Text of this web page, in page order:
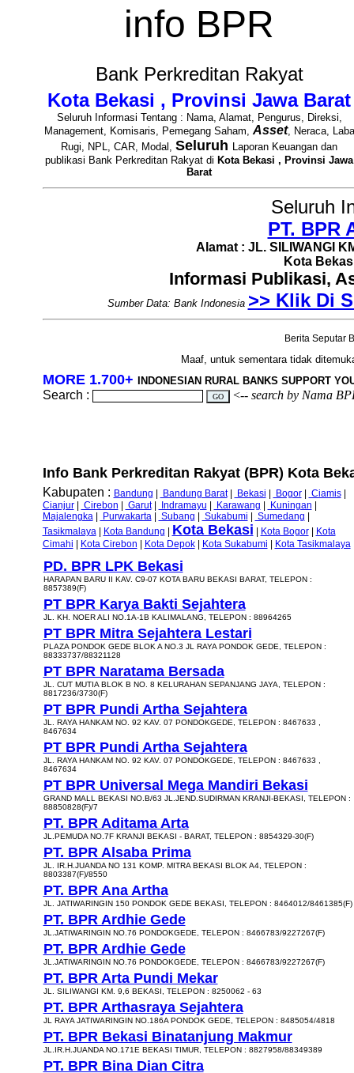
info BPR
Bank Perkreditan Rakyat
Kota Bekasi , Provinsi Jawa Barat
Seluruh Informasi Tentang : Nama, Alamat, Pengurus, Direksi,
Management, Komisaris, Pemegang Saham,Asset, Neraca, Laba
Rugi, NPL, CAR, Modal, Seluruh Laporan Keuangan dan
publikasi Bank Perkreditan Rakyat di Kota Bekasi , Provinsi Jawa
Barat
Seluruh
PT. BPR
Alamat : JL. SILIWANGI
Kota
Informasi Publikasi,
Sumber Data: Bank Indonesia >> Klik Di
Berita Seputar
Maaf, untuk sementara tidak
MORE 1.700+ INDONESIAN RURAL BANKS SUPPORT
Search : <-- search by Nama
Info Bank Perkreditan Rakyat (BPR) Kota
Kabupaten : Bandung Bandung Barat| Bekasi Bogor| Ciamis|
Cianjur| Cirebon Garut| Indramayu Karawang Kuningan
Majalengka| Purwakarta| Subang Sukabumi Sumedang
Tasikmalaya| Kota Bandung Kota Bekasi Kota Bogor|
Kota
Cimahi
Kota Cirebon Kota Depok| Kota Sukabumi Kota Tasikmalaya
PD. BPR LPK Bekasi
HARAPAN BARU II KAV. C9-07 KOTA BARU BEKASI BARAT, TELEPON :
8857389(F)
PT BPR Karya Bakti Sejahtera
JL. KH. NOER ALI NO.1A-1B KALIMALANG, TELEPON : 88964265
PT BPR Mitra Sejahtera Lestari
PLAZA PONDOK GEDE BLOK A NO.3 JL RAYA PONDOK GEDE, TELEPON :
88333737/88321128
PT BPR Naratama Bersada
JL. CUT MUTIA BLOK B NO. 8 KELURAHAN SEPANJANG JAYA, TELEPON :
8817236/3730(F)
PT BPR Pundi Artha Sejahtera
JL. RAYA HANKAM NO. 92 KAV. 07 PONDOKGEDE, TELEPON : 8467633 ,
8467634
PT BPR Pundi Artha Sejahtera
JL. RAYA HANKAM NO. 92 KAV. 07 PONDOKGEDE, TELEPON : 8467633 ,
8467634
PT BPR Universal Mega Mandiri Bekasi
GRAND MALL BEKASI NO.B/63 JL.JEND.SUDIRMAN KRANJI-BEKASI, TELEPON :
88850828(F)/7
PT. BPR Aditama Arta
JL.PEMUDA NO.7F KRANJI BEKASI - BARAT, TELEPON : 8854329-30(F)
PT. BPR Alsaba Prima
JL. IR.H.JUANDA NO 131 KOMP. MITRA BEKASI BLOK A4, TELEPON :
8803387(F)/8550
PT. BPR Ana Artha
JL. JATIWARINGIN 150 PONDOK GEDE BEKASI, TELEPON : 8464012/8461385(F)
PT. BPR Ardhie Gede
JL.JATIWARINGIN NO.76 PONDOKGEDE, TELEPON : 8466783/9227267(F)
PT. BPR Ardhie Gede
JL.JATIWARINGIN NO.76 PONDOKGEDE, TELEPON : 8466783/9227267(F)
PT. BPR Arta Pundi Mekar
JL. SILIWANGI KM. 9,6 BEKASI, TELEPON : 8250062 - 63
PT. BPR Arthasraya Sejahtera
JL RAYA JATIWARINGIN NO.186A PONDOK GEDE, TELEPON : 8485054/4818
PT. BPR Bekasi Binatanjung Makmur
JL.IR.H.JUANDA NO.171E BEKASI TIMUR, TELEPON : 8827958/88349389
PT. BPR Bina Dian Citra